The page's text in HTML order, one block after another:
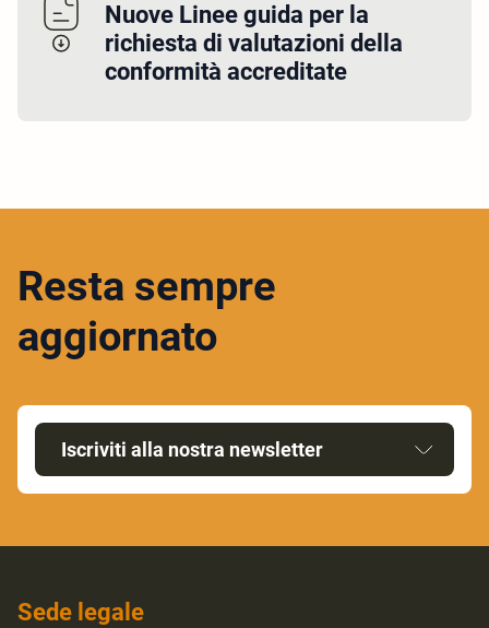
Nuove Linee guida per la
richiesta di valutazioni della
conformità accreditate
Resta sempre
aggiornato
Iscriviti alla nostra newsletter
Sede legale